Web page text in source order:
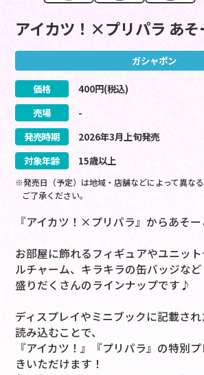
アイカツ！×プリパラ あそ
ガシャポン
価格 400円(税込)
売場
-
発売時期
2026年3月 上旬発売
対象年齢
15歳以上
※発売日（予定）は地域・店舗などによって異な
ご了承ください。
『アイカツ！×プリパラ』からあそー
お部屋に飾れるフィギュアやユニッ
ルチャーム、キラキラの缶バッジなど
盛りだくさんのラインナップです♪
ディスプレイやミニブックに記載さ
読み込むことで、
『アイカツ！』『プリパラ』の特別
きいただけます！